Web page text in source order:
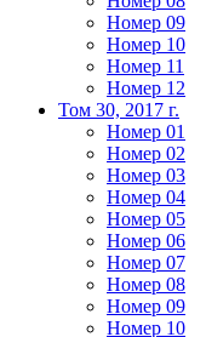
Номер 09
Номер 10
Номер 11
Номер 12
Том 30, 2017 г.
Номер 01
Номер 02
Номер 03
Номер 04
Номер 05
Номер 06
Номер 07
Номер 08
Номер 09
Номер 10